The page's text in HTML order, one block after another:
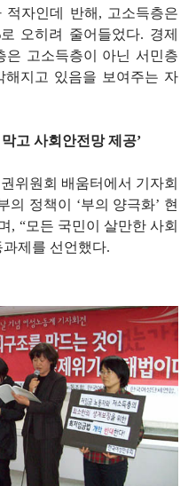
적자인데 반해, 고소득층은
오히려 줄어들었다. 경제
은 고소득층이 아닌 서민층
해지고 있음을 보여주는 자
고 사회안전망 제공’
위원회 배움터에서 기자회
의 정책이 ‘부의 양극화’ 현
, “모든 국민이 살만한 사회
제를 선언했다.